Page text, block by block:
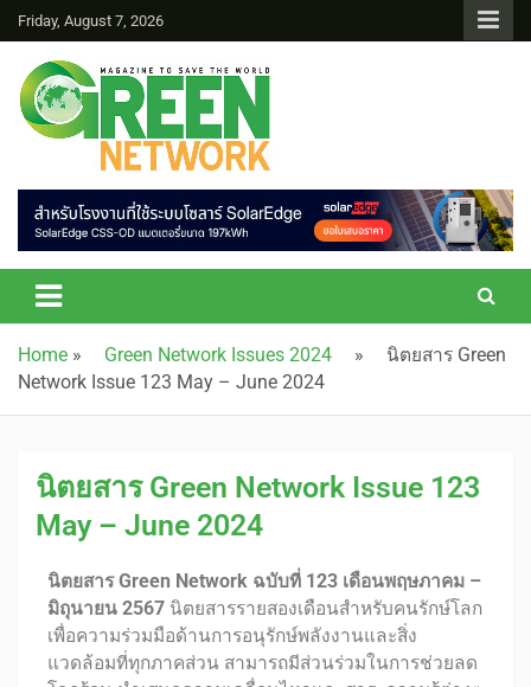
Friday, August 7, 2026
Green Network
Home » Green Network Issues 2024 »
นิตยสาร Green
Network Issue 123 May – June 2024
นิตยสาร Green Network Issue 123
May – June 2024
นิตยสาร Green Network ฉบับที่ 123 เดือนพฤษภาคม –
มิถุนายน 2567 นิตยสารรายสองเดือนสำหรับคนรักษ์โลก
เพื่อความร่วมมือด้านการอนุรักษ์พลังงานและสิ่ง
แวดล้อมที่ทุกภาคส่วน สามารถมีส่วนร่วมในการช่วยลด